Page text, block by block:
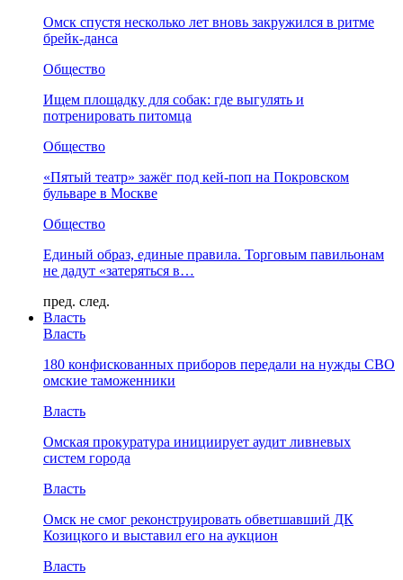
Омск спустя несколько лет вновь закружился в ритме
брейк-данса
Общество
Ищем площадку для собак: где выгулять и
потренировать питомца
Общество
«Пятый театр» зажёг под кей-поп на Покровском
бульваре в Москве
Общество
Единый образ, единые правила. Торговым павильонам
не дадут «затеряться в…
пред. след.
Власть
Власть
180 конфискованных приборов передали на нужды СВО
омские таможенники
Власть
Омская прокуратура инициирует аудит ливневых
систем города
Власть
Омск не смог реконструировать обветшавший ДК
Козицкого и выставил его на аукцион
Власть